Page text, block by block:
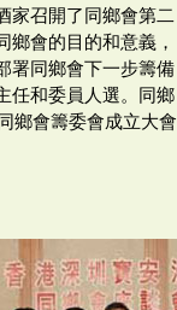
家召開了同鄉會第二
鄉會的目的和意義，
署同鄉會下一步籌備
任和委員人選。同鄉
鄉會籌委會成立大會